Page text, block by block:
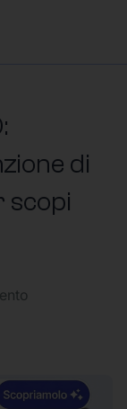
di
scopi